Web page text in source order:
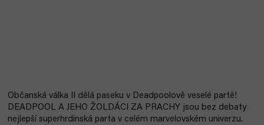
Občanská válka II dělá paseku v Deadpoolově veselé partě!
DEADPOOL A JEHO ŽOLDÁCI ZA PRACHY jsou bez debaty
nejlepší superhrdinská parta v celém marvelovském univerzu.